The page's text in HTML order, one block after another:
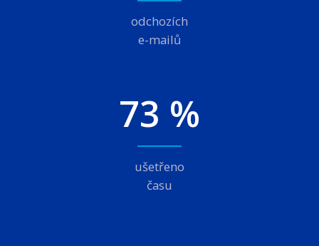
odchozích
e-mailů
73 %
ušetřeno
času